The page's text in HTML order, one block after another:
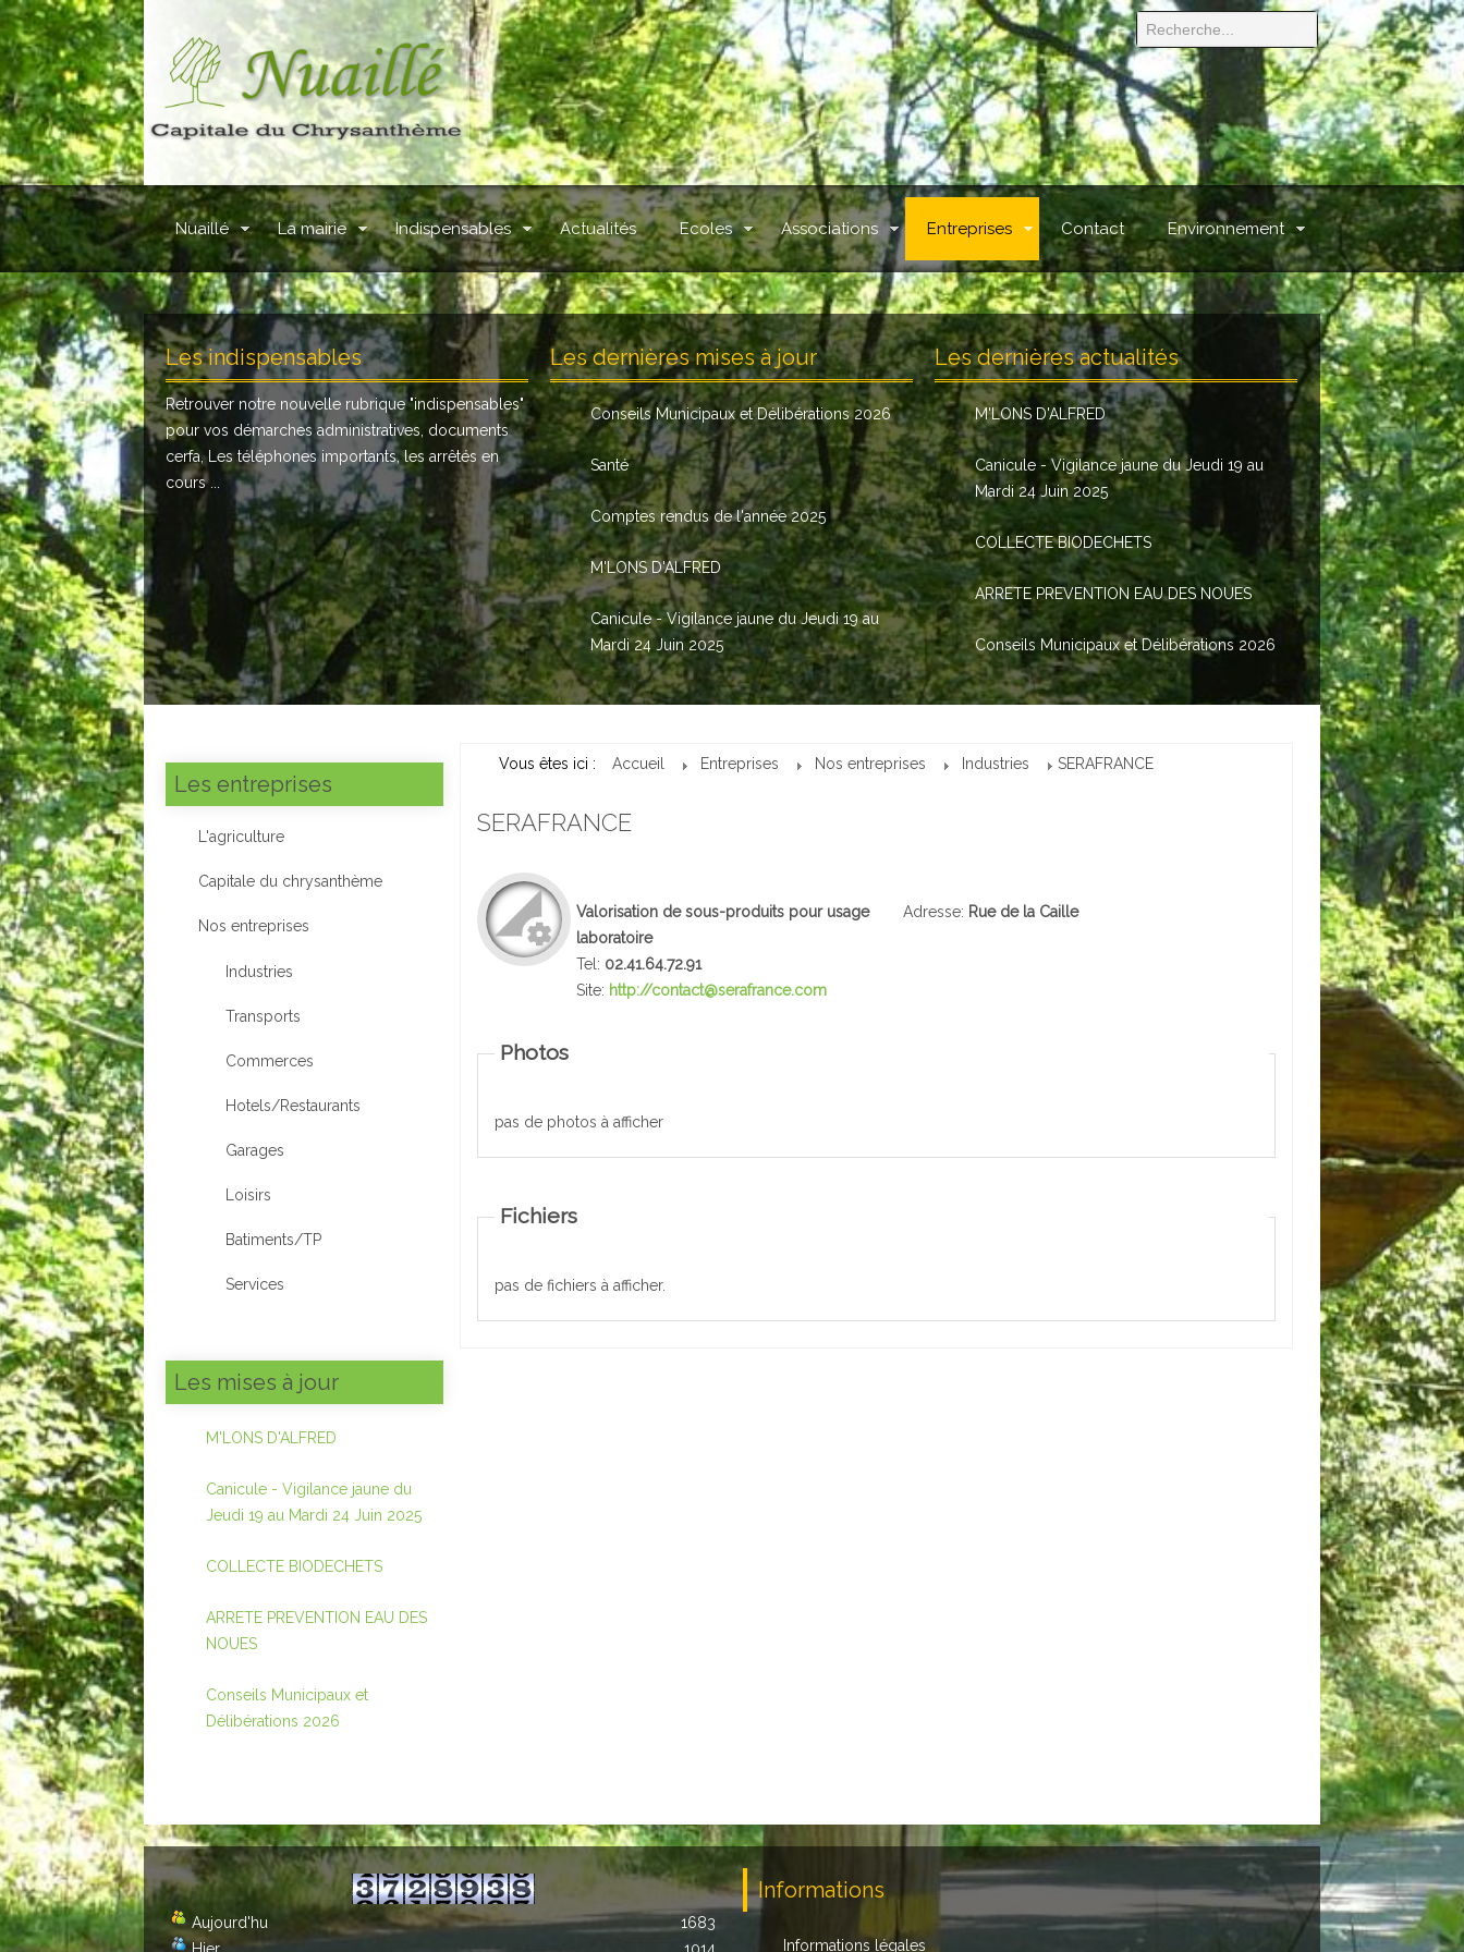
Nuaillé La mairie Indispensables Actualités Ecoles Associations Entreprises Contact Environnement
.
Les indispensables
Retrouver notre nouvelle rubrique "indispensables"
pour vos démarches administratives, documents
cerfa, Les téléphones importants, les arrêtés en
cours ...
Les dernières mises à jour
Conseils Municipaux et Délibérations 2026
Santé
Comptes rendus de l'année 2025
M'LONS D'ALFRED
Canicule - Vigilance jaune du Jeudi 19 au
Mardi 24 Juin 2025
Les dernières actualités
M'LONS D'ALFRED
Canicule - Vigilance jaune du Jeudi 19 au
Mardi 24 Juin 2025
COLLECTE BIODECHETS
ARRETE PREVENTION EAU DES NOUES
Conseils Municipaux et Délibérations 2026
Les entreprises
L'agriculture
Capitale du chrysanthème
Nos entreprises
Industries
Transports
Commerces
Hotels/Restaurants
Garages
Loisirs
Batiments/TP
Services
Les mises à jour
M'LONS D'ALFRED
Canicule - Vigilance jaune du
Jeudi 19 au Mardi 24 Juin 2025
COLLECTE BIODECHETS
ARRETE PREVENTION EAU DES
NOUES
Conseils Municipaux et
Délibérations 2026
Vous êtes ici : Accueil Entreprises Nos entreprises Industries SERAFRANCE
SERAFRANCE
Valorisation de sous-produits pour usage
laboratoire
Adresse: Rue de la Caille
Tel: 02.41.64.72.91
Site: http://contact@serafrance.com
Photos
pas de photos à afficher
Fichiers
pas de fichiers à afficher.
Aujourd'hu
1683
Informations
Informations légales